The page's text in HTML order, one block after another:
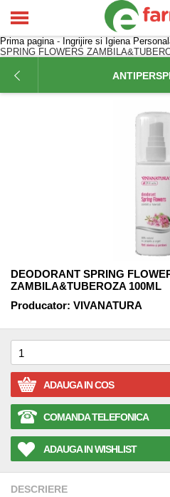
Prima pagina- Ingrijire si Igiena
SPRING FLOWERS
DEODORANT SPRING
ZAMBILA&TUBEROZA 100ML
Producator: VIVANATURA
ADAUGA IN COS
COMANDA TELEFONICA
ADAUGA IN WISHLIST
DESCRIERE